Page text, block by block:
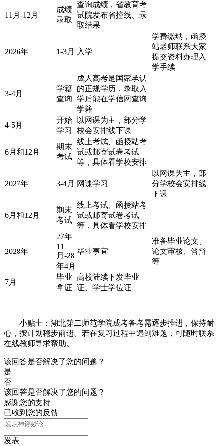
11月-12月
成绩
录取
查询成绩，省教育考
试院发布省控线、录
取结果
2026年 1-3月 入学
学费缴纳，函授
站老师联系大家
提交资料办理入
学手续
3-4月
学籍
查询
成人高考是国家承认
的正规学历，录取入
学后能在学信网查询
学籍
4-5月
开始
学习
以网课为主，部分学
校会安排线下课
6月和12月
期末
考试
线上考试、函授站考
试或邮寄试卷考试
等，具体看学校安排
2027年 3-4月 网课学习
以网课为主，部
分学校会安排线
下课
6月和12月
期末
考试
线上考试、函授站考
试或邮寄试卷考试
等，具体看学校安排
2028年
27年
11
月-28
年4月
毕业事宜
准备毕业论文、
论文审核、答辩
等
7月
毕业
拿证
高校陆续下发毕业
证、学士学位证
小贴士：湖北第二师范学院成考备考需逐步推进，保持耐
心，按计划稳步前进。若在复习过程中遇到难题，可随时联系
在线教师寻求帮助。
该回答是否解决了您的问题？
是
否
该回答是否解决了您的问题？
感谢您的支持
已收到您的反馈
发表